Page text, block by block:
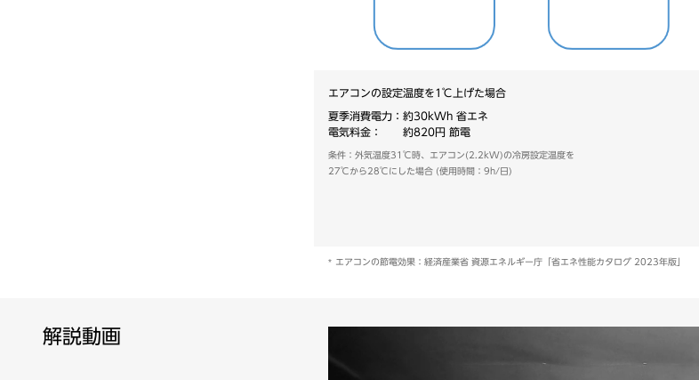
エアコンの設定温度を1℃上げた場合
夏季消費電力：約30kWh 省エネ
電気料金： 約820円 節電
条件：外気温度31℃時、エアコン(2.2kW)の冷房設定温度を
27℃から28℃にした場合 (使用時間：9h/日)
エアコンの節電効果：経済産業省 資源エネルギー庁「省エネ性能カタログ 2023年版」
解説動画